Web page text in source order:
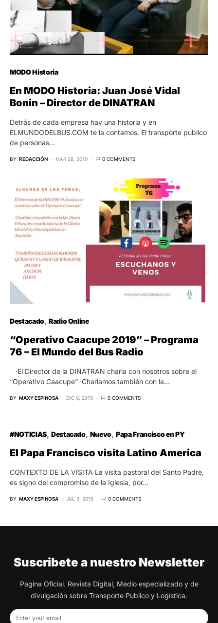
MODO Historia
En MODO Historia: Juan José Vidal
Bonin – Director de DINATRAN
Detrás de cada empresa hay una historia y en
ELMUNDODELBUS.COM te la contamos. El transporte público
de personas…
BY REDACCIÓN MAR 28, 2019 0 COMMENTS
Destacado Radio Online
“Operativo Caacupe 2019” – Programa
76 – El Mundo del Bus Radio
·El Director de la DINATRAN charla con nosotros sobre el
“Operativo Caacupe” ·Charlamos también con la…
BY MAXY ESPINOSA DIC 9, 2019 0 COMMENTS
#NOTICIAS Destacado Nuevo Papa Francisco en PY
El Papa Francisco visita Latino America
CONTEXTO DE LA VISITA La visita pastoral del Santo Padre,
es signo del compromiso de la Iglesia, por…
BY MAXY ESPINOSA JUL 3, 2015 0 COMMENTS
Suscribete a nuestro Newsletter
Pagina Oficial. Revista Digital, Medio especializado y de
divulgación sobre Transporte Publico y Logística.